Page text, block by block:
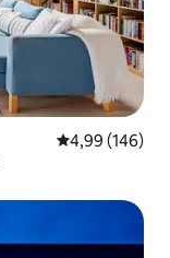
4,99 av 5 i
4,99 (146)